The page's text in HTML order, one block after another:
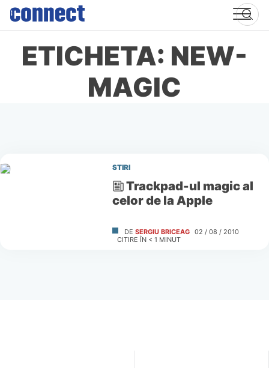
Skip
content
ETICHETA: NEW-
MAGIC
STIRI
Trackpad-ul magic al
celor de la Apple
DE SERGIU BRICEAG 02 / 08 / 2010
CITIRE ÎN < 1 MINUT